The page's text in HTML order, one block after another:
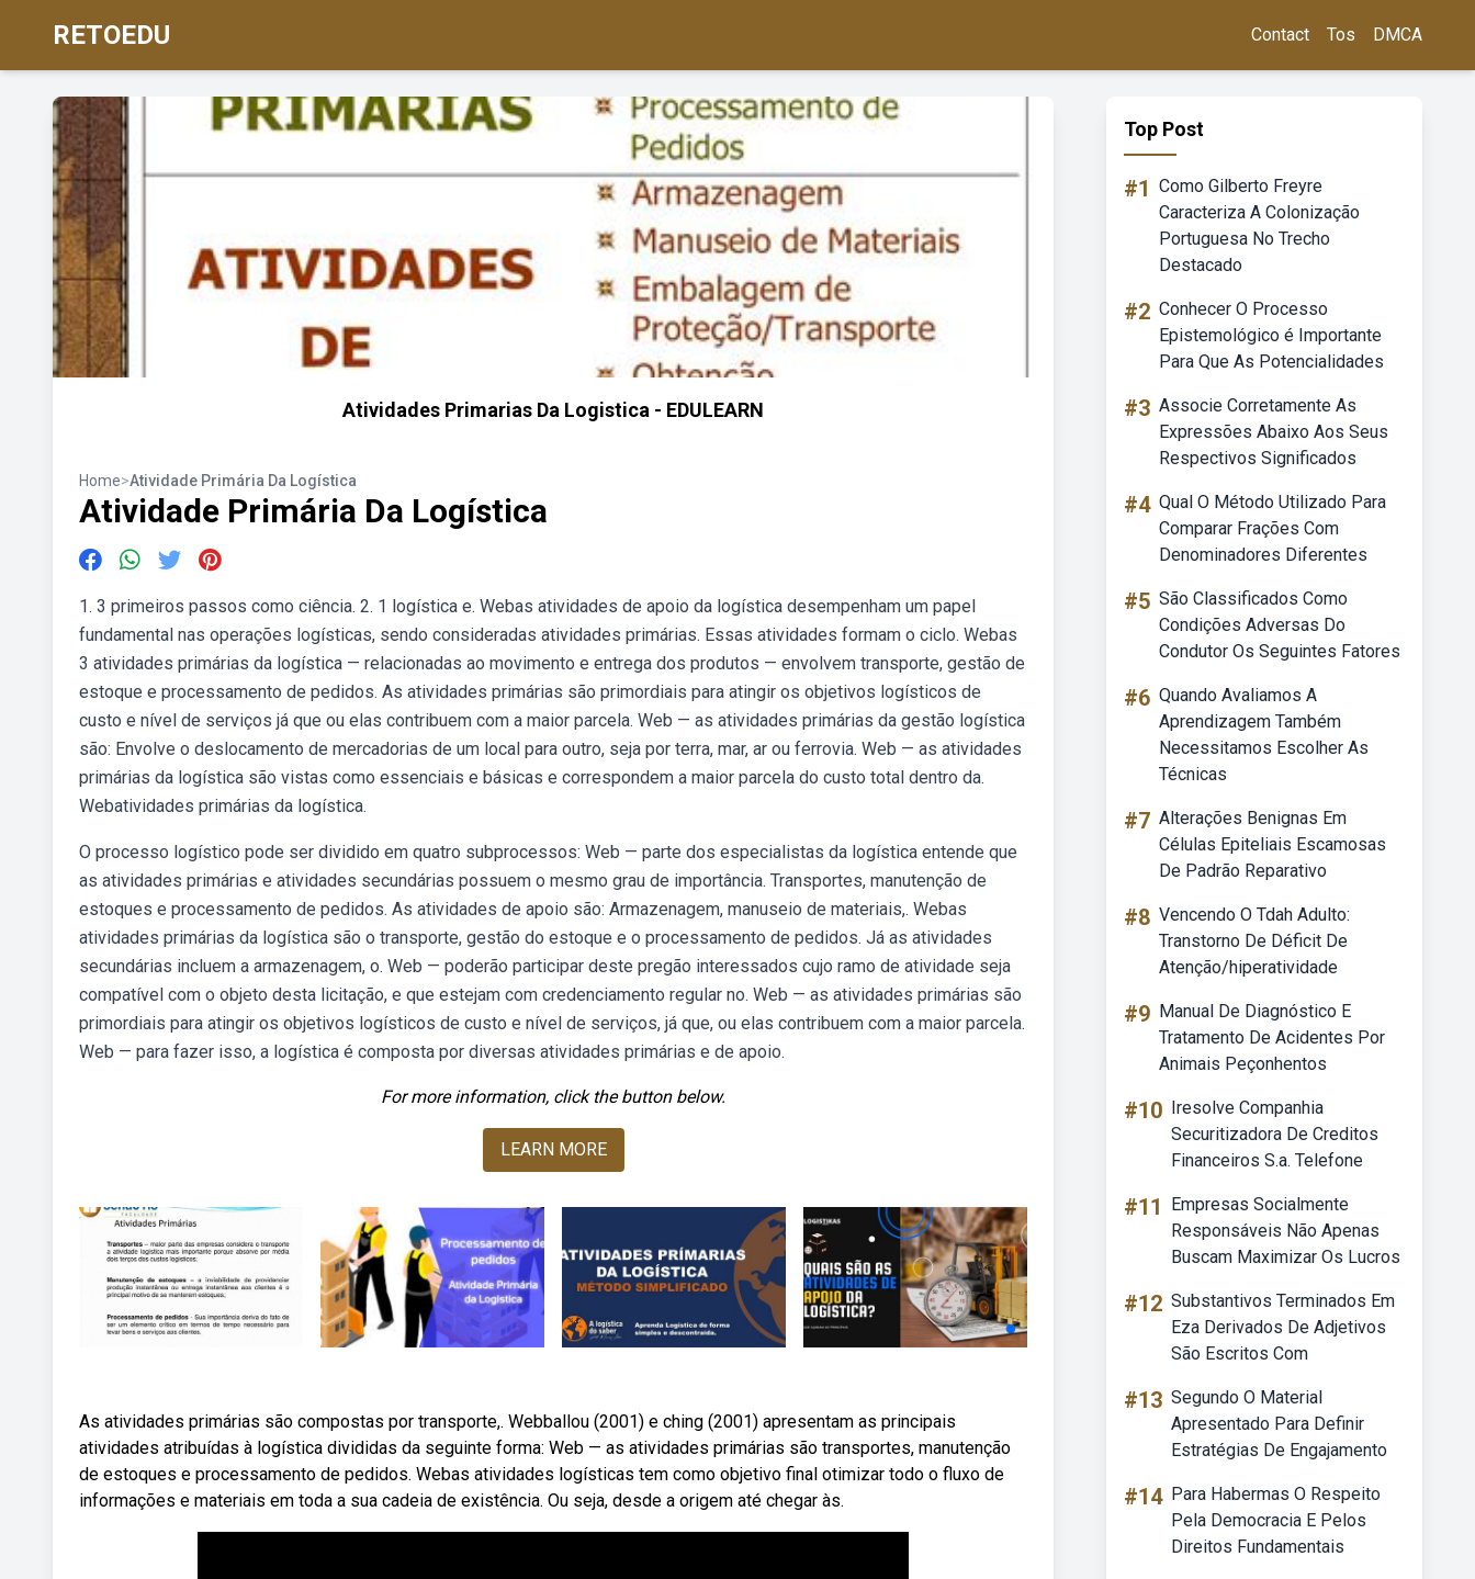
RETOEDU Contact Tos DMCA
Atividades Primarias Da Logistica - EDULEARN
Home>Atividade Primária Da Logística
Atividade Primária Da Logística
1. 3 primeiros passos como ciência. 2. 1 logística e. Webas atividades de apoio da logística desempenham um papel
fundamental nas operações logísticas, sendo consideradas atividades primárias. Essas atividades formam o ciclo. Webas
3 atividades primárias da logística — relacionadas ao movimento e entrega dos produtos — envolvem transporte, gestão de
estoque e processamento de pedidos. As atividades primárias são primordiais para atingir os objetivos logísticos de
custo e nível de serviços já que ou elas contribuem com a maior parcela. Web — as atividades primárias da gestão logística
são: Envolve o deslocamento de mercadorias de um local para outro, seja por terra, mar, ar ou ferrovia. Web — as atividades
primárias da logística são vistas como essenciais e básicas e correspondem a maior parcela do custo total dentro da.
Webatividades primárias da logística.
O processo logístico pode ser dividido em quatro subprocessos: Web — parte dos especialistas da logística entende que
as atividades primárias e atividades secundárias possuem o mesmo grau de importância. Transportes, manutenção de
estoques e processamento de pedidos. As atividades de apoio são: Armazenagem, manuseio de materiais,. Webas
atividades primárias da logística são o transporte, gestão do estoque e o processamento de pedidos. Já as atividades
secundárias incluem a armazenagem, o. Web — poderão participar deste pregão interessados cujo ramo de atividade seja
compatível com o objeto desta licitação, e que estejam com credenciamento regular no. Web — as atividades primárias são
primordiais para atingir os objetivos logísticos de custo e nível de serviços, já que, ou elas contribuem com a maior parcela.
Web — para fazer isso, a logística é composta por diversas atividades primárias e de apoio.
For more information, click the button below.
LEARN MORE
As atividades primárias são compostas por transporte,. Webballou (2001) e ching (2001) apresentam as principais
atividades atribuídas à logística divididas da seguinte forma: Web — as atividades primárias são transportes, manutenção
de estoques e processamento de pedidos. Webas atividades logísticas tem como objetivo final otimizar todo o fluxo de
informações e materiais em toda a sua cadeia de existência. Ou seja, desde a origem até chegar às.
Top Post
#1 Como Gilberto Freyre
Caracteriza A Colonização
Portuguesa No Trecho
Destacado
#2 Conhecer O Processo
Epistemológico é Importante
Para Que As Potencialidades
#3 Associe Corretamente As
Expressões Abaixo Aos Seus
Respectivos Significados
#4 Qual O Método Utilizado Para
Comparar Frações Com
Denominadores Diferentes
#5 São Classificados Como
Condições Adversas Do
Condutor Os Seguintes Fatores
#6 Quando Avaliamos A
Aprendizagem Também
Necessitamos Escolher As
Técnicas
#7 Alterações Benignas Em
Células Epiteliais Escamosas
De Padrão Reparativo
#8 Vencendo O Tdah Adulto:
Transtorno De Déficit De
Atenção/hiperatividade
#9 Manual De Diagnóstico E
Tratamento De Acidentes Por
Animais Peçonhentos
#10 Iresolve Companhia
Securitizadora De Creditos
Financeiros S.a. Telefone
#11
Empresas Socialmente
Responsáveis Não Apenas
Buscam Maximizar Os Lucros
#12 Substantivos Terminados Em
Eza Derivados De Adjetivos
São Escritos Com
#13 Segundo O Material
Apresentado Para Definir
Estratégias De Engajamento
#14 Para Habermas O Respeito
Pela Democracia E Pelos
Direitos Fundamentais